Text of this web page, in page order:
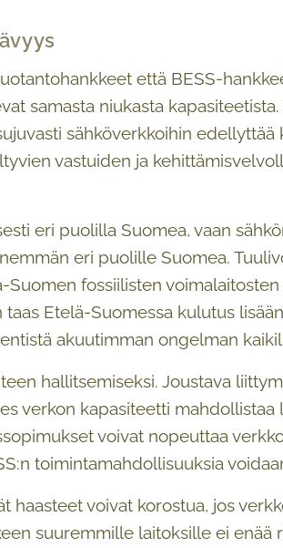
että BESS-
samasta niukasta
sähköverkkoihin
vastuiden ja
eri puolilla Suomea, vaan
eri puolille Suomea.
Suomen fossiilisten
Etelä-Suomessa kulutus
akuutimman ongelman
hallitsemiseksi. Joustava
verkon kapasiteetti
voivat nopeuttaa
toimintamahdollisuuksia
haasteet voivat korostua, jos
suuremmille laitoksille ei